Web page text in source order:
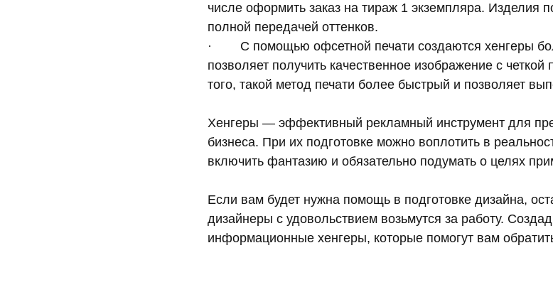
числе оформить заказ на тираж 1 экземпляра. Изделия
полной передачей оттенков.
· С помощью офсетной печати создаются хенгеры
позволяет получить качественное изображение с
того, такой метод печати более быстрый и позволяет
Хенгеры — эффективный рекламный инструмент для
бизнеса. При их подготовке можно воплотить в
включить фантазию и обязательно подумать о целях
Если вам будет нужна помощь в подготовке дизайна,
дизайнеры с удовольствием возьмутся за работу.
информационные хенгеры, которые помогут вам